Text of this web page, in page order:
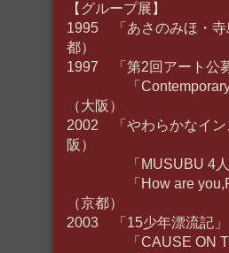
【グループ展】
1995 「あさのみほ・
都）
1997 「第2回アート公
「Contemporary
（大阪）
2002 「やわらかなイ
阪）
「MUSUBU 4人展
「How are
（京都）
2003 「15少年漂流記
「CAUSE ON THE